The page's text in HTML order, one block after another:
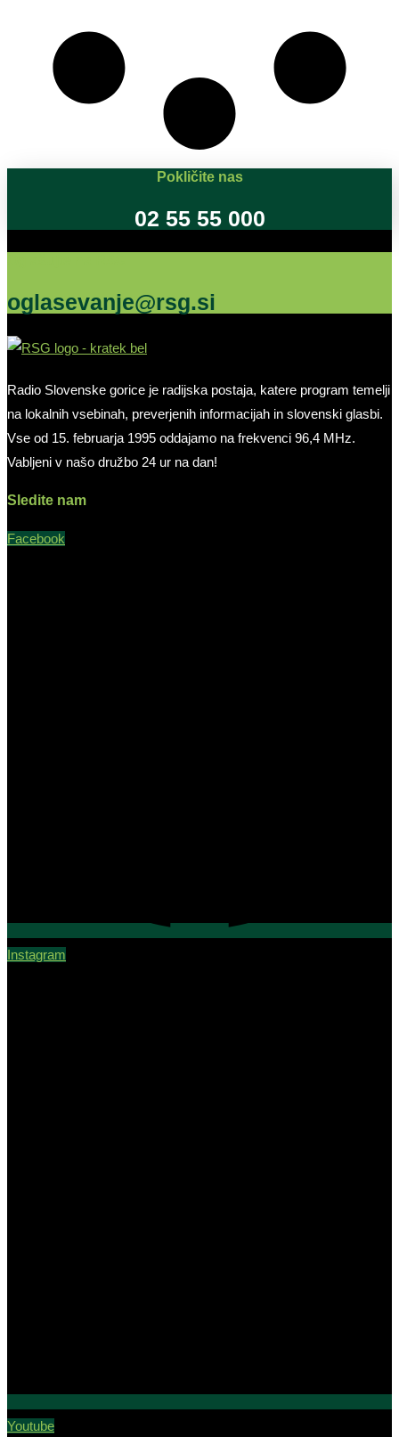
Pokličite nas
02 55 55 000
oglasevanje@rsg.si
Radio Slovenske gorice je radijska postaja, katere program temelji
na lokalnih vsebinah, preverjenih informacijah in slovenski glasbi.
Vse od 15. februarja 1995 oddajamo na frekvenci 96,4 MHz.
Vabljeni v našo družbo 24 ur na dan!
Sledite nam
Facebook
Instagram
Youtube